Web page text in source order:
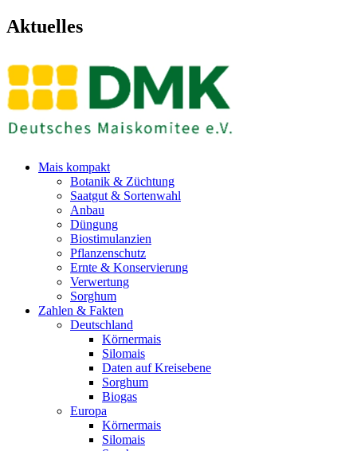
Aktuelles
Mais kompakt
Botanik & Züchtung
Saatgut & Sortenwahl
Anbau
Düngung
Biostimulanzien
Pflanzenschutz
Ernte & Konservierung
Verwertung
Sorghum
Zahlen & Fakten
Deutschland
Körnermais
Silomais
Daten auf Kreisebene
Sorghum
Biogas
Europa
Körnermais
Silomais